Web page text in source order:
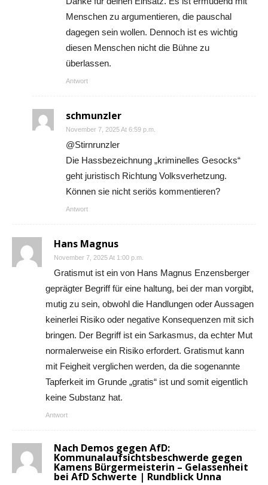
Menschen zu argumentieren, die pauschal
dagegen sein wollen. Dennoch ist es wichtig
diesen Menschen nicht die Bühne zu
überlassen.
Antwort
schmunzler
November 7, 2025 At 6:59 p.m.
@Stirnrunzler
Die Hassbezeichnung „kriminelles Gesocks“
geht juristisch Richtung Volksverhetzung.
Können sie nicht seriös kommentieren?
Antwort
Hans Magnus
November 7, 2025 At 1:00 p.m.
Gratismut ist ein von Hans Magnus Enzensberger
geprägter Begriff für eine haltung, bei der man vorgibt,
mutig zu sein, obwohl die Handlungen oder Aussagen
keinerlei Risiko oder negative Konsequenzen mit sich
bringen. Der Begriff ist ein Sarkasmus, da echter Mut
normalerweise ein Risiko erfordert. Gratismut kann
mit Feigheit verglichen werden, da die sogenannte
Tapferkeit im Grunde „gratis“ ist und somit eigentlich
keine Substanz hat.
Antwort
Nach Demos gegen AfD:
Kommunalaufsichtsbeschwerde gegen
Kamens Bürgermeisterin – Gelassenheit
bei AfD Schwerte | Rundblick Unna